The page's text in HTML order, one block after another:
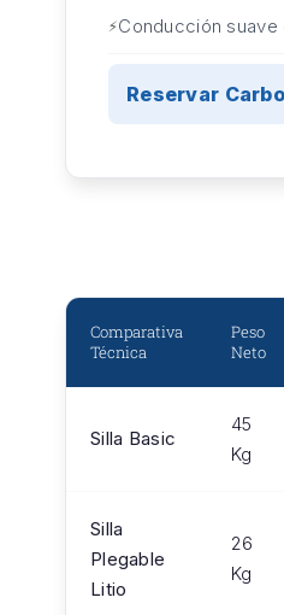
Conducción suave
Reservar
Comparativa
Técnica
Peso
Neto
Silla Basic
45
Kg
Silla
Plegable
Litio
26
Kg